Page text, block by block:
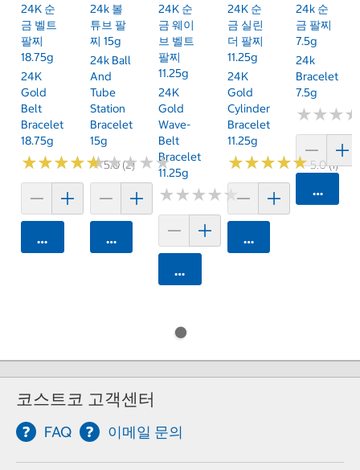
24K 순
금 벨트
팔찌
18.75g
24K
Gold
Belt
Bracelet
18.75g
★★★★★
★★★★★5.0 (2)
카트에 담기
24k 볼
튜브 팔
찌 15g
24k Ball
And
Tube
Station
Bracelet
15g
★★★★★
★★★★★
카트에 담기
24K 순
금 웨이
브 벨트
팔찌
11.25g
24K
Gold
Wave-
Belt
Bracelet
11.25g
★★★★★
★★★★★
카트에 담기
24K 순
금 실린
더 팔찌
11.25g
24K
Gold
Cylinder
Bracelet
11.25g
★★★★★
★★★★★5.0 (1)
카트에 담기
24k 순
금 팔찌
7.5g
24k
Bracelet
7.5g
★★★
★★★
카트에
코스트코 고객센터
FAQ 이메일 문의